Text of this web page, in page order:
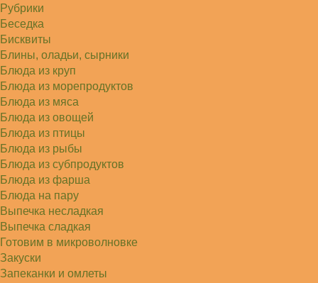
Рубрики
Беседка
Бисквиты
Блины, оладьи, сырники
Блюда из круп
Блюда из морепродуктов
Блюда из мяса
Блюда из овощей
Блюда из птицы
Блюда из рыбы
Блюда из субпродуктов
Блюда из фарша
Блюда на пару
Выпечка несладкая
Выпечка сладкая
Готовим в микроволновке
Закуски
Запеканки и омлеты